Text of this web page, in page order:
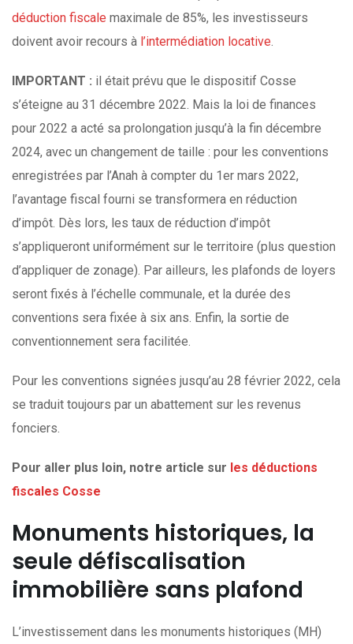
déduction fiscale maximale de 85%, les investisseurs
doivent avoir recours à l’intermédiation locative.
IMPORTANT : il était prévu que le dispositif Cosse
s’éteigne au 31 décembre 2022. Mais la loi de finances
pour 2022 a acté sa prolongation jusqu’à la fin décembre
2024, avec un changement de taille : pour les conventions
enregistrées par l’Anah à compter du 1er mars 2022,
l’avantage fiscal fourni se transformera en réduction
d’impôt. Dès lors, les taux de réduction d’impôt
s’appliqueront uniformément sur le territoire (plus question
d’appliquer de zonage). Par ailleurs, les plafonds de loyers
seront fixés à l’échelle communale, et la durée des
conventions sera fixée à six ans. Enfin, la sortie de
conventionnement sera facilitée.
Pour les conventions signées jusqu’au 28 février 2022, cela
se traduit toujours par un abattement sur les revenus
fonciers.
Pour aller plus loin, notre article sur les déductions
fiscales Cosse
Monuments historiques, la
seule défiscalisation
immobilière sans plafond
L’investissement dans les monuments historiques (MH)